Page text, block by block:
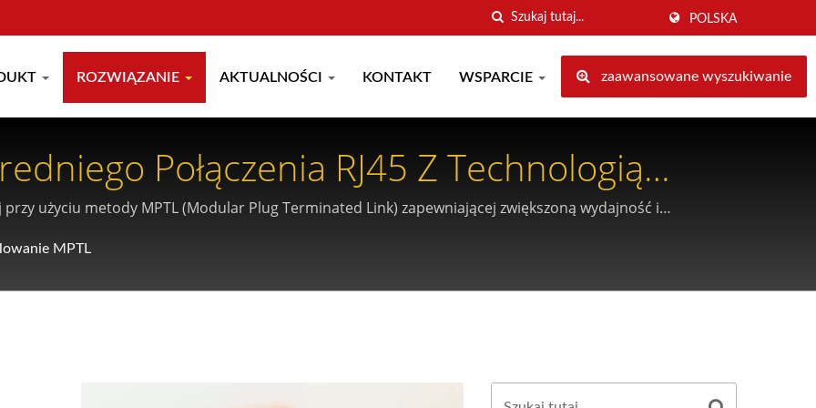
POLSKA
ROZWIĄZANIE AKTUALNOŚCI KONTAKT WSPARCIE zaawansowane wyszukiwanie
Połączenia RJ45 Z Technologią
użyciu metody MPTL (Modular Plug Terminated Link) zapewniającej zwiększoną wydajność i
MPTL